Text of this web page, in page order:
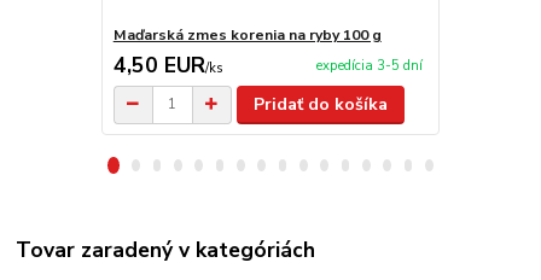
Maďarská zmes korenia na ryby 100 g
4,50 EUR/ks expedícia 3-5 dní
Pridať do košíka
Tovar zaradený v kategóriách